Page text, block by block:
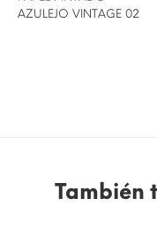
AZULEJO VINTAGE 02
También